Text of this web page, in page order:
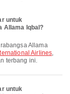
untuk
Allama Iqbal?
Airlines,
terbang ini.
untuk